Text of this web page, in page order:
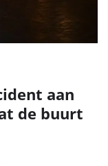
aan
de buurt